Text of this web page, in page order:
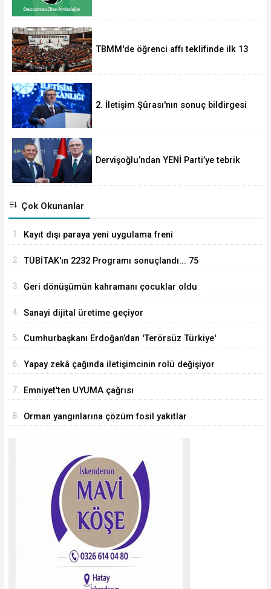
TBMM'de öğrenci affı teklifinde ilk 13
2. İletişim Şûrası'nın sonuç bildirgesi
Dervişoğlu’ndan YENİ Parti’ye tebrik
Çok Okunanlar
1. Kayıt dışı paraya yeni uygulama freni
2. TÜBİTAK'ın 2232 Programı sonuçlandı... 75
3. Geri dönüşümün kahramanı çocuklar oldu
4. Sanayi dijital üretime geçiyor
5. Cumhurbaşkanı Erdoğan’dan 'Terörsüz Türkiye'
6. Yapay zekâ çağında iletişimcinin rolü değişiyor
7. Emniyet'ten UYUMA çağrısı
8. Orman yangınlarına çözüm fosil yakıtlar